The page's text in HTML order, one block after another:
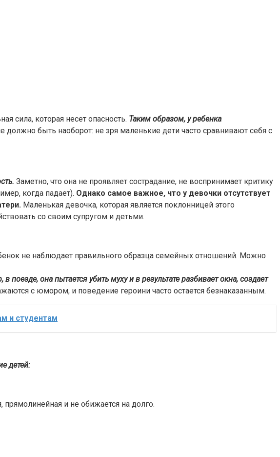
сила, которая несет опасность. Таким образом, у ребенка
должно быть наоборот: не зря маленькие дети часто сравнивают себя с
Заметно, что она не проявляет сострадание, не воспринимает критику
когда падает). Однако самое важное, что у девочки отсутствует
Маленькая девочка, которая является поклонницей этого
со своим супругом и детьми.
не наблюдает правильного образца семейных отношений. Можно
она пытается убить муху и в результате разбивает окна, создает
с юмором, и поведение героини часто остается безнаказанным.
и студентам
детей:
прямолинейная и не обижается на долго.